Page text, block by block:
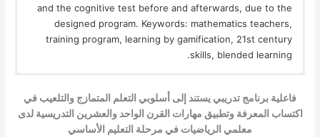
and the cognitive test before and afterwards, due to the
designed program. Keywords: mathematics teachers,
training program, learning by gamification, 21st century
skills, blended learning.
فاعلية برنامج تدريبي يستند إلى أسلوبي التعلم المتمازج والتلعيب في
اكتساب المعرفة وتطبيق مهارات القرن الواحد والعشرين التدريسية لدى
معلمي الرياضيات في مرحلة التعليم الأساسي